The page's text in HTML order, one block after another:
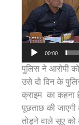
00:00
पुलिस ने आरोपी
उसे दो दिन के
क्राइम का कहना
पूछताछ की जाएगी
तोड़ने वाले सूए को